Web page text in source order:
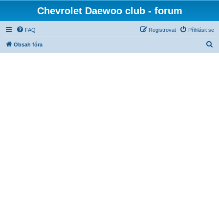
Chevrolet Daewoo club - forum
FAQ Přihlásit se
Registrovat
Obsah fóra